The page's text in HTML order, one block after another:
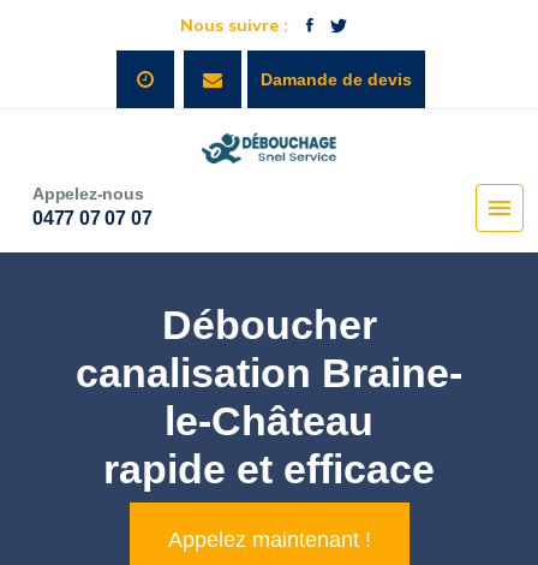
Nous suivre :
Damande de devis
Appelez-nous
0477 07 07 07
Déboucher
canalisation Braine-
le-Château
rapide et efficace
Appelez maintenant !